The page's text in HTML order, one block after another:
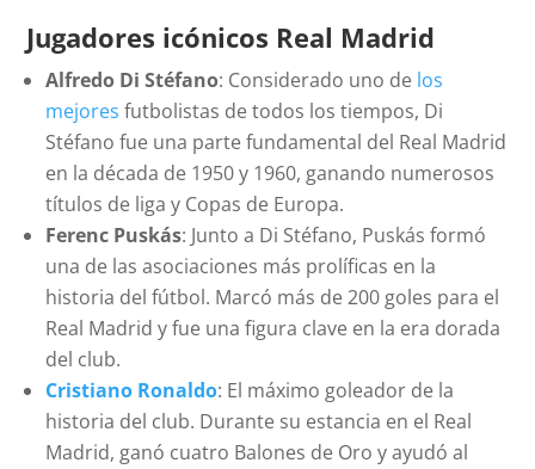
Jugadores icónicos Real Madrid
Alfredo Di Stéfano: Considerado uno de los
mejores futbolistas de todos los tiempos, Di
Stéfano fue una parte fundamental del Real Madrid
en la década de 1950 y 1960, ganando numerosos
títulos de liga y Copas de Europa.
Ferenc Puskás: Junto a Di Stéfano, Puskás formó
una de las asociaciones más prolíficas en la
historia del fútbol. Marcó más de 200 goles para el
Real Madrid y fue una figura clave en la era dorada
del club.
Cristiano Ronaldo: El máximo goleador de la
historia del club. Durante su estancia en el Real
Madrid, ganó cuatro Balones de Oro y ayudó al